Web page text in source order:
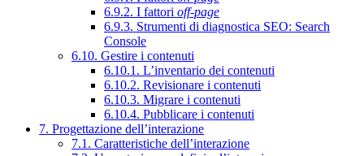
6.9.2. I fattori off-page
6.9.3. Strumenti di diagnostica SEO: Search
Console
6.10. Gestire i contenuti
6.10.1. L’inventario dei contenuti
6.10.2. Revisionare i contenuti
6.10.3. Migrare i contenuti
6.10.4. Pubblicare i contenuti
7. Progettazione dell’interazione
7.1. Caratteristiche dell’interazione